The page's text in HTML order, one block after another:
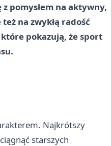
pomysłem na aktywny,
na zwykłą radość
pokazują, że sport
Najkrótszy
starszych